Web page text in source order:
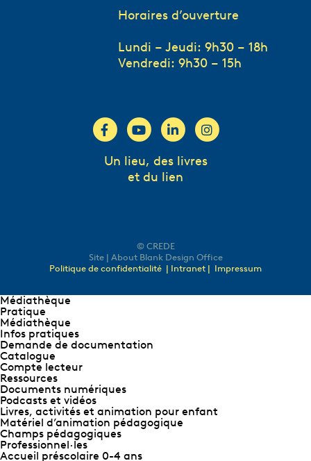
Horaires d’ouverture
Lundi – Jeudi: 9h30 – 18h
Vendredi: 9h30 – 15h
Un lieu, des livres
et du lien
© CREDE
Site | About Blank Design Office
Politique de confidentialité | Intranet | Impressum
Médiathèque
Pratique
Médiathèque
Infos pratiques
Demande de documentation
Catalogue
Compte lecteur
Ressources
Documents numériques
Podcasts et vidéos
Livres, activités et animation pour enfant
Matériel d’animation pédagogique
Champs pédagogiques
Professionnel∙les
Accueil préscolaire 0-4 ans